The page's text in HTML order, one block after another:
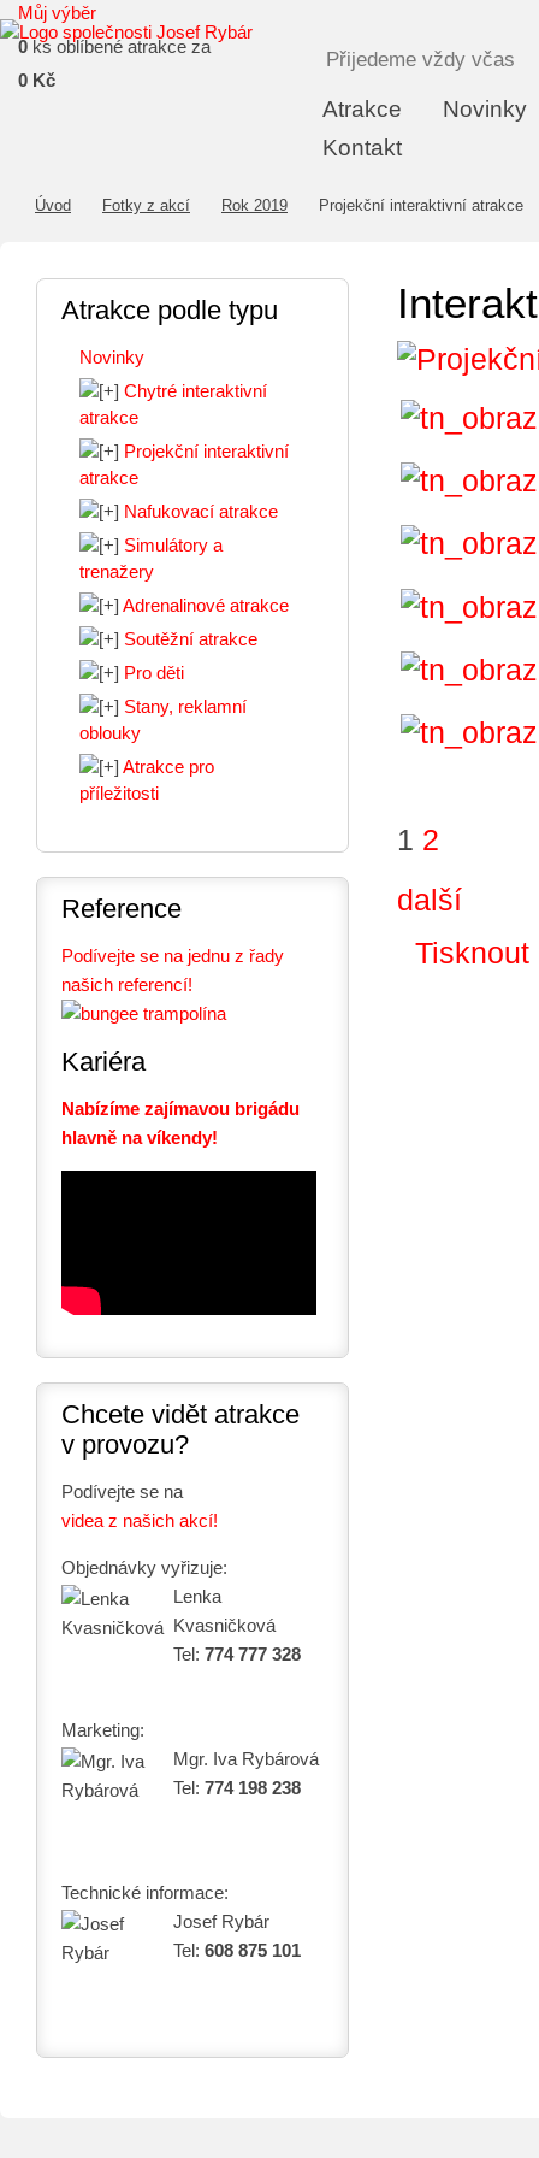
Atrakce
Novinky
Kontakt
Můj výběr
0 ks oblíbené atrakce za
0 Kč
Přijedeme vždy včas
Úvod Fotky z akcí Rok 2019 Projekční interaktivní atrakce
1 2
další
Tisknout
Atrakce podle typu
Novinky
Chytré interaktivní
atrakce
Projekční interaktivní
atrakce
Nafukovací atrakce
Simulátory a
trenažery
Adrenalinové atrakce
Soutěžní atrakce
Pro děti
Stany, reklamní
oblouky
Atrakce pro
příležitosti
Reference
Podívejte se na jednu z řady
našich referencí!
Kariéra
Nabízíme zajímavou brigádu
hlavně na víkendy!
Chcete vidět atrakce
v provozu?
Podívejte se na
videa z našich akcí!
Objednávky vyřizuje:
Lenka
Kvasničková
Tel: 774 777 328
Marketing:
Mgr. Iva Rybárová
Tel: 774 198 238
Technické informace:
Josef Rybár
Tel: 608 875 101